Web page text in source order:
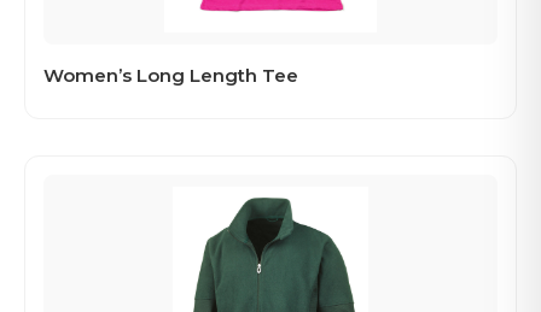
Women’s Long Length Tee